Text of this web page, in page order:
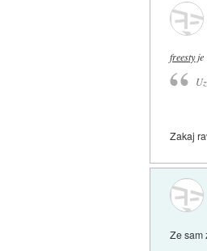
freestyje
Zakaj
Ze sam